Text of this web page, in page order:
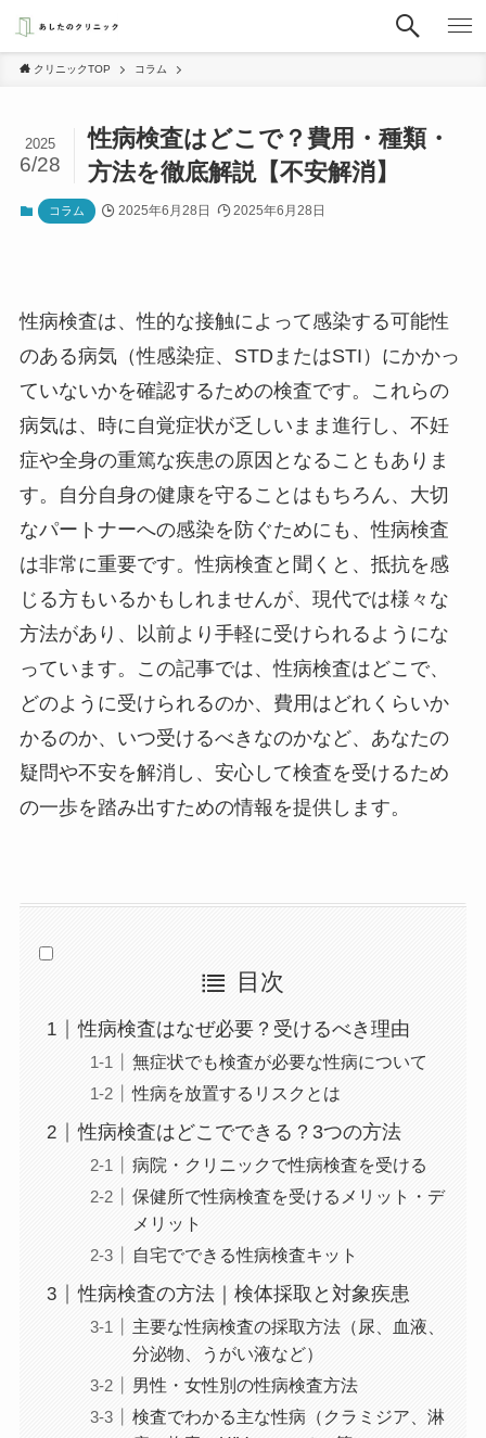
クリニックTOP コラム
性病検査はどこで？費用・種類・
方法を徹底解説【不安解消】
2025
6/28
コラム 2025年6月28日 2025年6月28日
性病検査は、性的な接触によって感染する可能性
のある病気（性感染症、STDまたはSTI）にかかっ
ていないかを確認するための検査です。これらの
病気は、時に自覚症状が乏しいまま進行し、不妊
症や全身の重篤な疾患の原因となることもありま
す。自分自身の健康を守ることはもちろん、大切
なパートナーへの感染を防ぐためにも、性病検査
は非常に重要です。性病検査と聞くと、抵抗を感
じる方もいるかもしれませんが、現代では様々な
方法があり、以前より手軽に受けられるようにな
っています。この記事では、性病検査はどこで、
どのように受けられるのか、費用はどれくらいか
かるのか、いつ受けるべきなのかなど、あなたの
疑問や不安を解消し、安心して検査を受けるため
の一歩を踏み出すための情報を提供します。
目次
性病検査はなぜ必要？受けるべき理由
無症状でも検査が必要な性病について
性病を放置するリスクとは
性病検査はどこでできる？3つの方法
病院・クリニックで性病検査を受ける
保健所で性病検査を受けるメリット・デ
メリット
自宅でできる性病検査キット
性病検査の方法｜検体採取と対象疾患
主要な性病検査の採取方法（尿、血液、
分泌物、うがい液など）
男性・女性別の性病検査方法
検査でわかる主な性病（クラミジア、淋